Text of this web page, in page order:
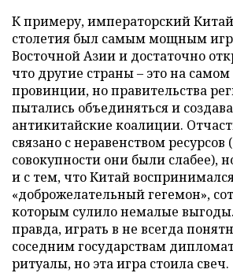
К примеру, императорский
столетия был самым мощным
Восточной Азии и достаточно
что другие страны – это на самом
провинции, но правительства
пытались объединяться и
антикитайские коалиции.
связано с неравенством ресурсов
совокупности они были слабее),
и с тем, что Китай
«доброжелательный гегемон»,
которым сулило немалые
правда, играть в не всегда
соседним государствам
ритуалы, но эта игра стоила свеч.